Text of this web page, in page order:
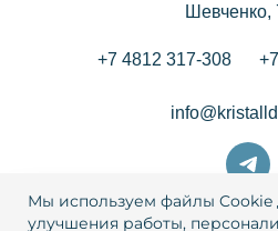
Шевченко,
+7 4812 317-308
Мы используем файлы Cookie
улучшения работы,